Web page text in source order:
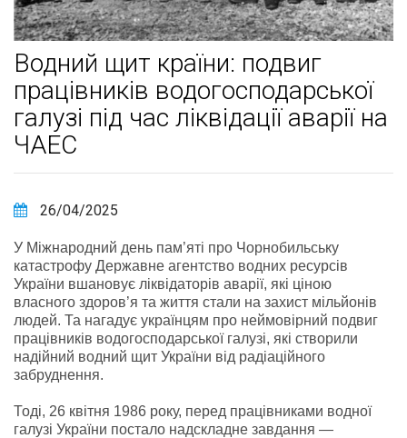
Водний щит країни: подвиг
працівників водогосподарської
галузі під час ліквідації аварії на
ЧАЕС
26/04/2025
У Міжнародний день пам’яті про Чорнобильську
катастрофу Державне агентство водних ресурсів
України вшановує ліквідаторів аварії, які ціною
власного здоров’я та життя стали на захист мільйонів
людей. Та нагадує українцям про неймовірний подвиг
працівників водогосподарської галузі, які створили
надійний водний щит України від радіаційного
забруднення.
Тоді, 26 квітня 1986 року, перед працівниками водної
галузі України постало надскладне завдання —